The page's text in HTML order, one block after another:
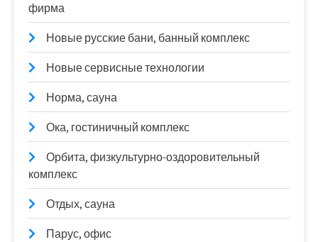
фирма
Новые русские бани, банный комплекс
Новые сервисные технологии
Норма, сауна
Ока, гостиничный комплекс
Орбита, физкультурно-оздоровительный
комплекс
Отдых, сауна
Парус, офис